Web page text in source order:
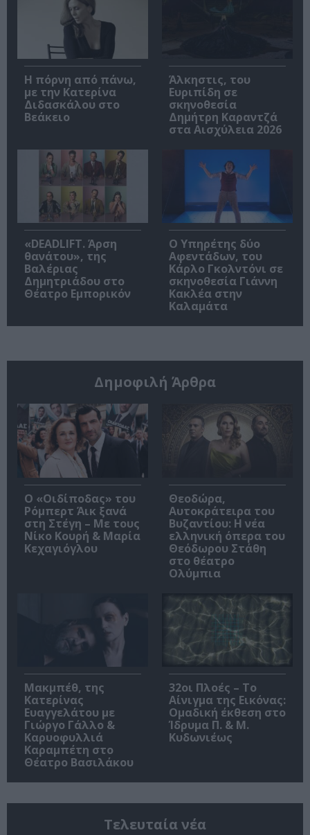
Η πόρνη από πάνω,
με την Κατερίνα
Διδασκάλου στο
Βεάκειο
Άλκηστις, του
Ευριπίδη σε
σκηνοθεσία
Δημήτρη Καραντζά
στα Αισχύλεια 2026
«DEADLIFT. Άρση
θανάτου», της
Βαλέριας
Δημητριάδου στο
Θέατρο Εμπορικόν
Ο Υπηρέτης δύο
Αφεντάδων, του
Κάρλο Γκολντόνι σε
σκηνοθεσία Γιάννη
Κακλέα στην
Καλαμάτα
Δημοφιλή Άρθρα
O «Οιδίποδας» του
Ρόμπερτ Άικ ξανά
στη Στέγη – Με τους
Νίκο Κουρή & Μαρία
Κεχαγιόγλου
Θεοδώρα,
Αυτοκράτειρα του
Βυζαντίου: Η νέα
ελληνική όπερα του
Θεόδωρου Στάθη
στο θέατρο
Ολύμπια
Μακμπέθ, της
Κατερίνας
Ευαγγελάτου με
Γιώργο Γάλλο &
Καρυοφυλλιά
Καραμπέτη στο
Θέατρο Βασιλάκου
32οι Πλοές – Το
Αίνιγμα της Εικόνας:
Ομαδική έκθεση στο
Ίδρυμα Π. & Μ.
Κυδωνιέως
Τελευταία νέα